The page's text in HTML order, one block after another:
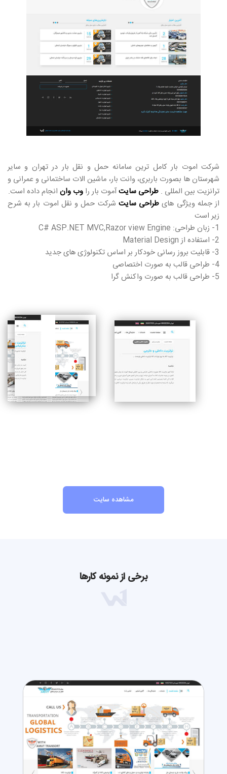
شرکت اموت بار کامل ترین سامانه حمل و نقل بار در تهران و سایر
شهرستان ها بصورت باربری، وانت بار، ماشین الات ساختمانی و عمرانی و
ترانزیت بین المللی . طراحی سایتآموت بار را وب وان انجام داده است.
از جمله ویژگی های طراحی سایت شرکت حمل و نقل اموت بار به شرح
زیر است
1- زبان طراحی: C# ASP.NET MVC,Razor view Engine
2- استفاده از Material Design
3- قابلیت بروز رسانی خودکار بر اساس تکنولوژی های جدید
4- طراحی قالب به صورت اختصاصی
5- طراحی قالب به صورت واکنش گرا
مشاهده سایت
برخی از نمونه کارها